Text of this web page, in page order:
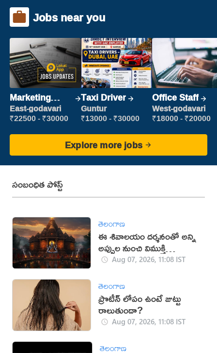
Jobs near you
Marketing
Executive
East-godavari
₹22500 - ₹30000
Taxi Driver
Guntur
₹13000 - ₹30000
Office Staff
West-godavari
₹18000 - ₹20000
Explore more jobs
సంబంధిత పోస్ట్
తెలంగాణ
ఈ శివాలయం దర్శనంతో అన్ని
అప్పుల నుంచి విముక్తి
లభిస్తుందట!
Aug 07, 2026, 11:08 IST
తెలంగాణ
ప్రొటీన్ లోపం ఉంటే జుట్టు
రాలుతుందా?
Aug 07, 2026, 11:08 IST
తెలంగాణ